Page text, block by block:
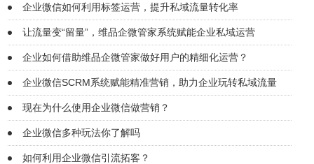
企业微信如何利用标签运营，提升私域流量转化率
让流量变“留量”，维品企微管家系统赋能企业私域运营
企业如何借助维品企微管家做好用户的精细化运营？
企业微信SCRM系统赋能精准营销，助力企业玩转私域流量
现在为什么使用企业微信做营销？
企业微信多种玩法你了解吗
如何利用企业微信引流拓客？